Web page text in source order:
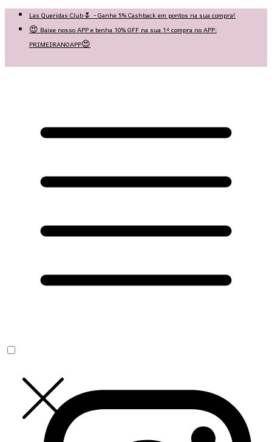
Las Queridas Club🌷 - Ganhe 5% Cashback em pontos na sua compra!
😍 Baixe nosso APP e tenha 10% OFF na sua 1ª compra no APP:
PRIMEIRANOAPP😍